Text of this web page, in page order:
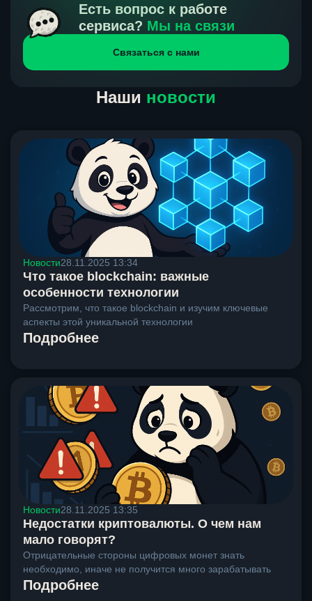
получения нами средств от тебя, а на другой части
направлений курс, указанный на сайте, является
окончательным. Если сомневаешься, напиши в онлайн-
чат на сайте, мы поможем разобраться.
Есть вопрос к работе
сервиса? Мы на связи
Связаться с нами
Наши новости
Новости28.11.2025 13:34
Что такое blockchain: важные
особенности технологии
Рассмотрим, что такое blockchain и изучим ключевые
аспекты этой уникальной технологии
Подробнее
Новости28.11.2025 13:35
Недостатки криптовалюты. О чем нам
мало говорят?
Отрицательные стороны цифровых монет знать
необходимо, иначе не получится много зарабатывать
Подробнее